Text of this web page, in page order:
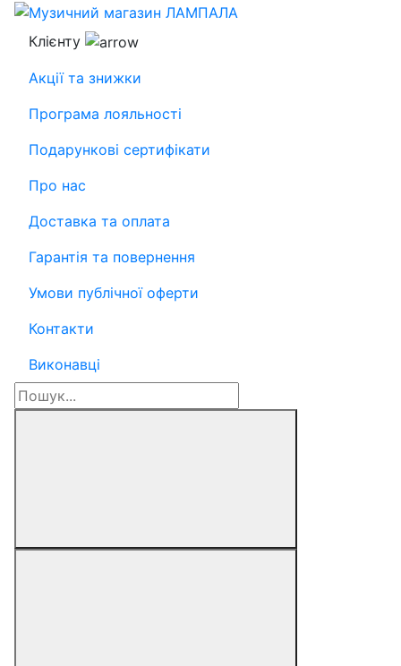
Клієнту
Акції та знижки
Програма лояльності
Подарункові сертифікати
Про нас
Доставка та оплата
Гарантія та повернення
Умови публічної оферти
Контакти
Виконавці